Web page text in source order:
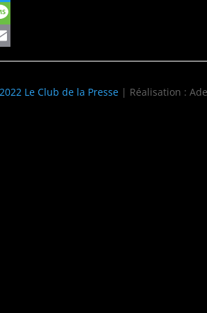
Le Club de la Presse | Réalisation :